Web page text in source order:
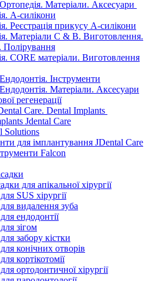
Матеріали. Аксесуари
А-силікони
Реєстрація прикусу А-силікони
Матеріали C & B. Виготовлення.
Полірування
CORE матеріали. Виготовлення
Інструменти
Матеріали. Аксесуари
регенерації
Care. Dental Implants
Jdental Care
Solutions
для імплантування JDental Care
Falcon
для апікальної хірургії
SUS хірургії
видалення зуба
ендодонтії
зігом
забору кістки
конічних отворів
кортікотомії
ортодонтичної хірургії